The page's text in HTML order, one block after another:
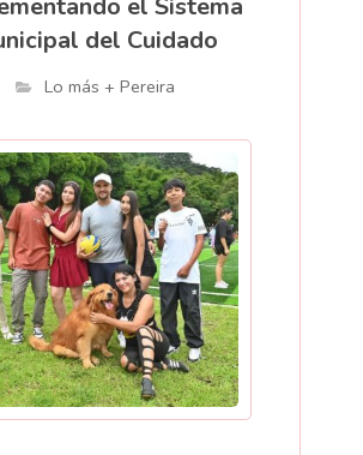
del Cuidado
Lo más + Pereira